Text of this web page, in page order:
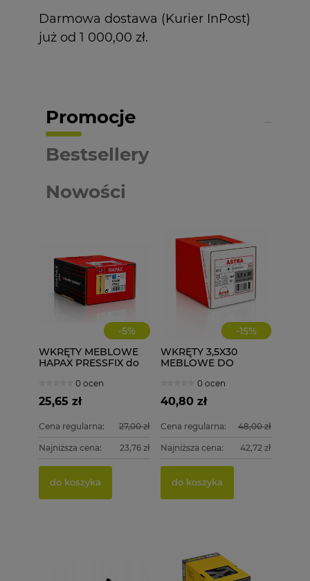
Darmowa dostawa (Kurier InPost)
już od 1 000,00 zł.
Promocje
Nowości
Bestsellery
-5%
WKRĘTY MEBLOWE
HAPAX PRESSFIX do
4x30 200 szt.
ściągające
0 ocen
25,65 zł
Cena regularna: 27,00 zł
Najniższa cena: 23,76 zł
do koszyka
-15%
WKRĘTY 3,5X30
MEBLOWE DO
0 ocen
40,80 zł
Cena regularna: 48,00 zł
Najniższa cena: 42,72 zł
do koszyka